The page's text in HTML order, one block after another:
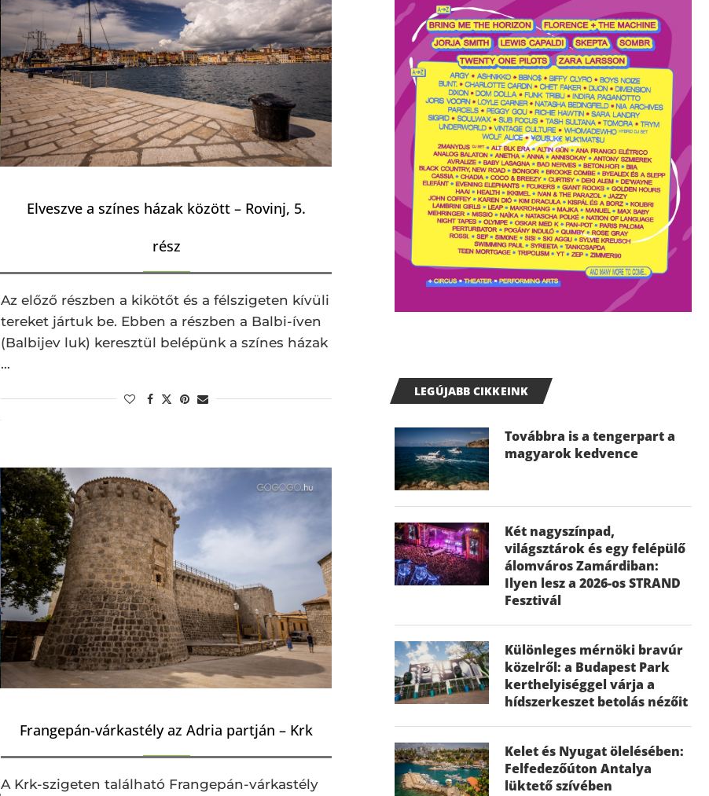
Elveszve a színes házak között – Rovinj, 5.
rész
Az előző részben a kikötőt és a félszigeten kívüli
tereket jártuk be. Ebben a részben a Balbi-íven
(Balbijev luk) keresztül belépünk a színes házak
…
Frangepán-várkastély az Adria partján – Krk
A Krk-szigeten található Frangepán-várkastély
LEGÚJABB CIKKEINK
Továbbra is a tengerpart a
magyarok kedvence
Két nagyszínpad,
világsztárok és egy felépülő
álomváros Zamárdiban:
Ilyen lesz a 2026-os STRAND
Fesztivál
Különleges mérnöki bravúr
közelről: a Budapest Park
kerthelyiséggel várja a
hídszerkeszet betolás nézőit
Kelet és Nyugat ölelésében:
Felfedezőúton Antalya
lüktető szívében